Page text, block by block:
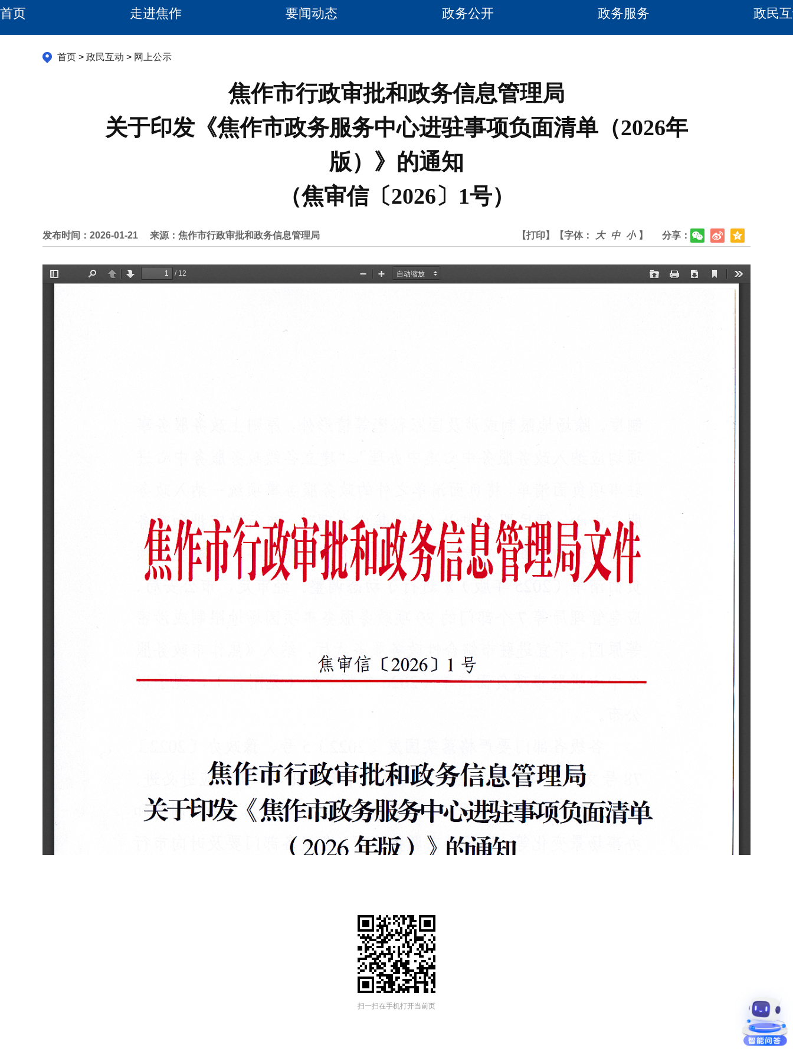
首页 走进焦作 要闻动态 政务公开 政务服务 政民
首页 > 政民互动 > 网上公示
焦作市行政审批和政务信息管理局
关于印发《焦作市政务服务中心进驻事项负面清单（2026年
版）》的通知
（焦审信〔2026〕1号）
发布时间：2026-01-21 来源：焦作市行政审批和政务信息管理局 分享：
【打印】 【字体： 大 中 小 】
扫一扫在手机打开当前页